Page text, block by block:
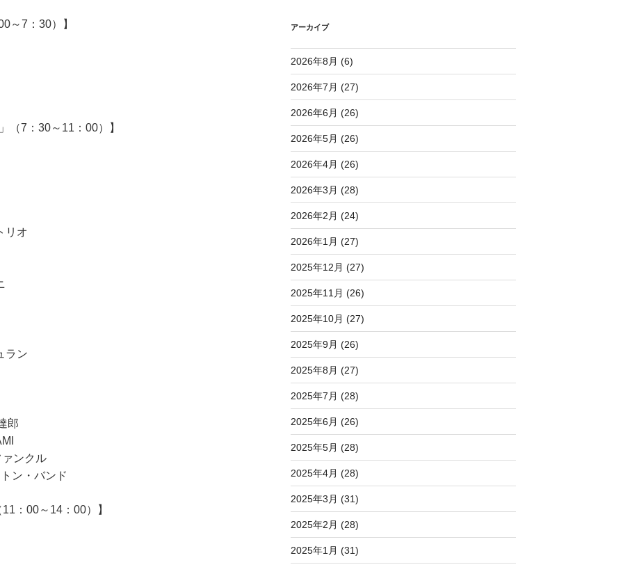
～7：30）】
（7：30～11：00）】
リオ
ラン
郎
ンクル
ン・バンド
：00～14：00）】
アーカイブ
2026年8月 (6)
2026年7月 (27)
2026年6月 (26)
2026年5月 (26)
2026年4月 (26)
2026年3月 (28)
2026年2月 (24)
2026年1月 (27)
2025年12月 (27)
2025年11月 (26)
2025年10月 (27)
2025年9月 (26)
2025年8月 (27)
2025年7月 (28)
2025年6月 (26)
2025年5月 (28)
2025年4月 (28)
2025年3月 (31)
2025年2月 (28)
2025年1月 (31)